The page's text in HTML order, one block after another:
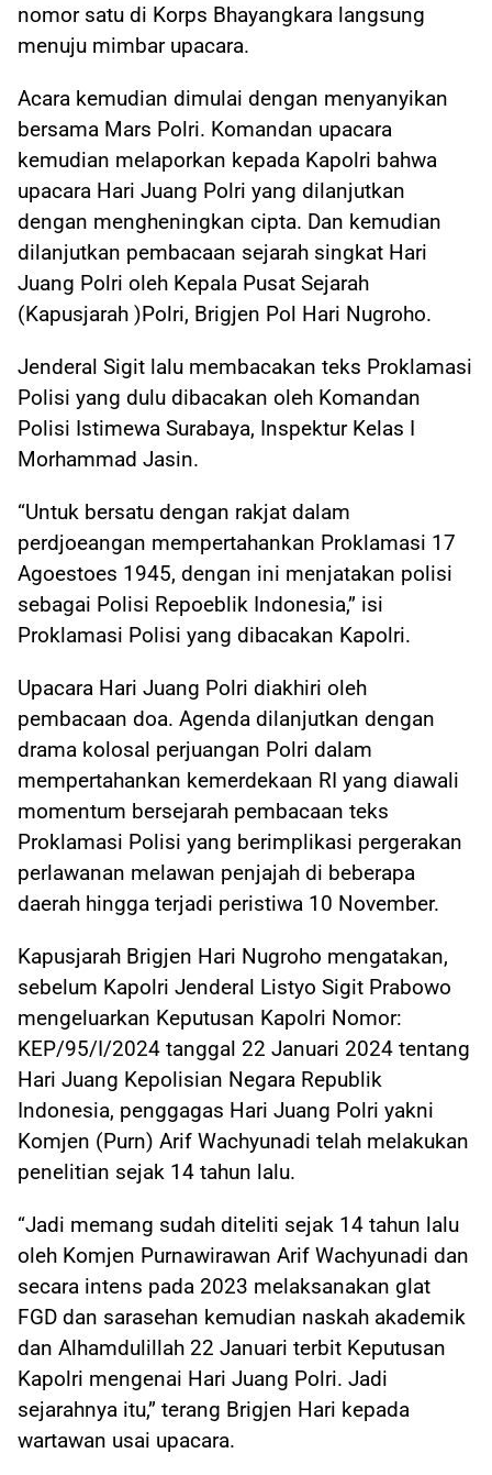
nomor satu di Korps Bhayangkara langsung
menuju mimbar upacara.
Acara kemudian dimulai dengan menyanyikan
bersama Mars Polri. Komandan upacara
kemudian melaporkan kepada Kapolri bahwa
upacara Hari Juang Polri yang dilanjutkan
dengan mengheningkan cipta. Dan kemudian
dilanjutkan pembacaan sejarah singkat Hari
Juang Polri oleh Kepala Pusat Sejarah
(Kapusjarah )Polri, Brigjen Pol Hari Nugroho.
Jenderal Sigit lalu membacakan teks Proklamasi
Polisi yang dulu dibacakan oleh Komandan
Polisi Istimewa Surabaya, Inspektur Kelas I
Morhammad Jasin.
“Untuk bersatu dengan rakjat dalam
perdjoeangan mempertahankan Proklamasi 17
Agoestoes 1945, dengan ini menjatakan polisi
sebagai Polisi Repoeblik Indonesia,” isi
Proklamasi Polisi yang dibacakan Kapolri.
Upacara Hari Juang Polri diakhiri oleh
pembacaan doa. Agenda dilanjutkan dengan
drama kolosal perjuangan Polri dalam
mempertahankan kemerdekaan RI yang diawali
momentum bersejarah pembacaan teks
Proklamasi Polisi yang berimplikasi pergerakan
perlawanan melawan penjajah di beberapa
daerah hingga terjadi peristiwa 10 November.
Kapusjarah Brigjen Hari Nugroho mengatakan,
sebelum Kapolri Jenderal Listyo Sigit Prabowo
mengeluarkan Keputusan Kapolri Nomor:
KEP/95/I/2024 tanggal 22 Januari 2024 tentang
Hari Juang Kepolisian Negara Republik
Indonesia, penggagas Hari Juang Polri yakni
Komjen (Purn) Arif Wachyunadi telah melakukan
penelitian sejak 14 tahun lalu.
“Jadi memang sudah diteliti sejak 14 tahun lalu
oleh Komjen Purnawirawan Arif Wachyunadi dan
secara intens pada 2023 melaksanakan glat
FGD dan sarasehan kemudian naskah akademik
dan Alhamdulillah 22 Januari terbit Keputusan
Kapolri mengenai Hari Juang Polri. Jadi
sejarahnya itu,” terang Brigjen Hari kepada
wartawan usai upacara.